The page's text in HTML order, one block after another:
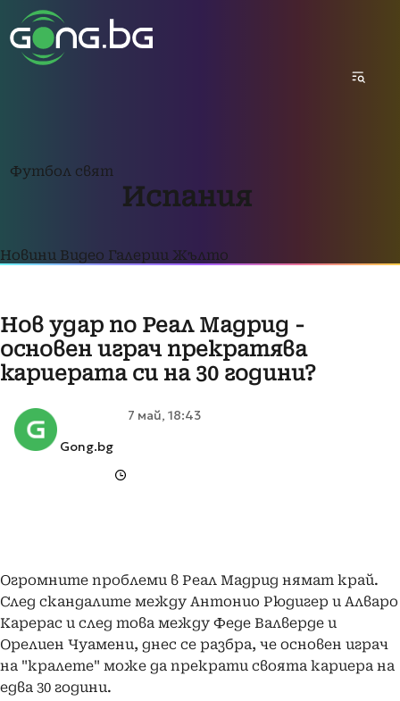
Футбол свят
Испания
Новини Видео Галерии Жълто
Нов удар по Реал Мадрид -
основен играч прекратява
кариерата си на 30 години?
Gong.bg
7 май, 18:43
Огромните проблеми в Реал Мадрид нямат край.
След скандалите между Антонио Рюдигер и Алваро
Карерас и след това между Феде Валверде и
Орелиен Чуамени, днес се разбра, че основен играч
на "кралете" може да прекрати своята кариера на
едва 30 години.